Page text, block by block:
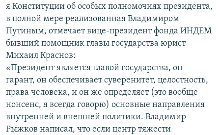
я Конституции об особых полномочиях президента,
в полной мере реализованная Владимиром
Путиным, отмечает вице-президент фонда ИНДЕМ
бывший помощник главы государства юрист
Михаил Краснов:
«Президент является главой государства, он -
гарант, он обеспечивает суверенитет, целостность,
права человека, и он же определяет (это вообще
нонсенс, я всегда говорю) основные направления
внутренней и внешней политики. Владимир
Рыжков написал, что если центр тяжести